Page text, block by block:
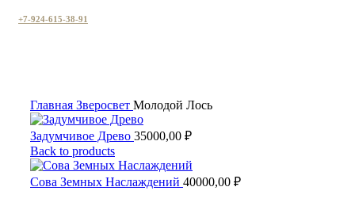
+7-924-615-38-91
Главная Зверосвет Молодой Лось
Задумчивое Древо 35000,00 ₽
Back to products
Сова Земных Наслаждений 40000,00 ₽